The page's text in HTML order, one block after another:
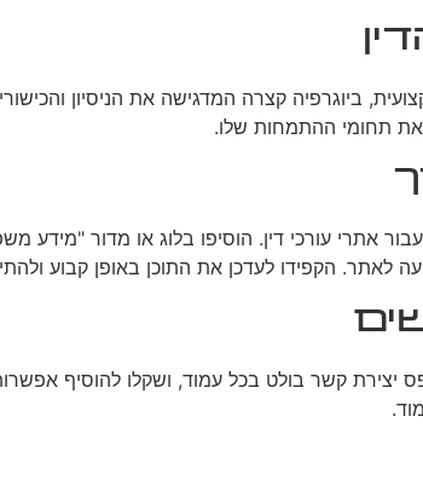
ביוגרפיה קצרה המדגישה את הניסיון
תחומי ההתמחות שלו.
אתרי עורכי דין. הוסיפו בלוג או מדור
לאתר. הקפידו לעדכן את התוכן באופן קבוע
יצירת קשר בולט בכל עמוד, ושקלו להוסיף